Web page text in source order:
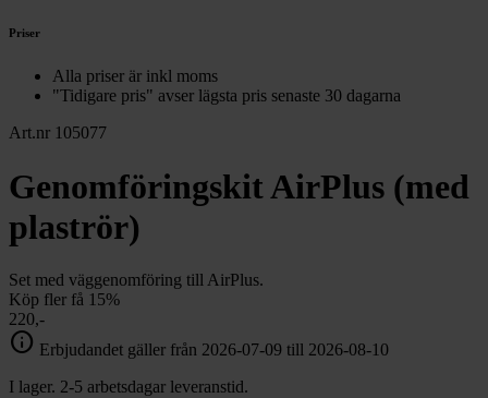
Priser
Alla priser är inkl moms
"Tidigare pris" avser lägsta pris senaste 30 dagarna
Art.nr 105077
Genomföringskit AirPlus (med
plaströr)
Set med väggenomföring till AirPlus.
Köp fler få 15%
220,-
info Erbjudandet gäller från 2026-07-09 till 2026-08-10
I lager. 2-5 arbetsdagar leveranstid.